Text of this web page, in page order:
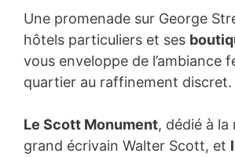
Une promenade sur George
hôtels particuliers et ses
vous enveloppe de l’ambiance
quartier au raffinement discret.
Le Scott Monument, dédié à la
grand écrivain Walter Scott, et